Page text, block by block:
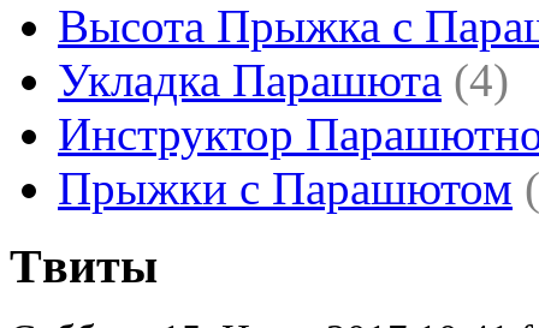
Высота Прыжка с
Укладка Парашюта (4)
Инструктор
Прыжки с Парашютом
Tвиты